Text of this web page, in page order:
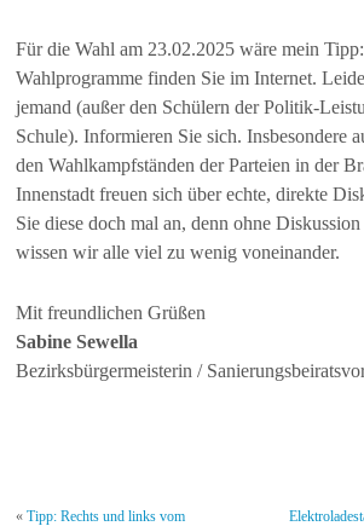
Für die Wahl am 23.02.2025 wäre mein
Wahlprogramme finden Sie im Internet.
jemand (außer den Schülern der Politik-
Schule). Informieren Sie sich. Insbesondere
den Wahlkampfständen der Parteien in der
Innenstadt freuen sich über echte, direkte
Sie diese doch mal an, denn ohne
wissen wir alle viel zu wenig voneinander.
Mit freundlichen Grüßen
Sabine Sewella
Bezirksbürgermeisterin /
«Tipp: Rechts und links vom